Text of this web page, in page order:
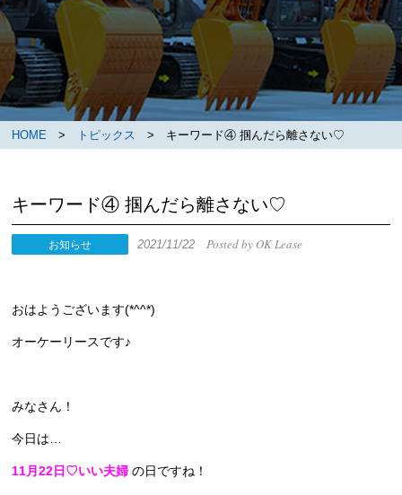
HOME > トピックス > キーワード④ 掴んだら離さない♡
キーワード④ 掴んだら離さない♡
お知らせ 2021/11/22Posted by OK Lease
おはようございます(*^^*)
オーケーリースです♪
みなさん！
今日は…
11月22日♡いい夫婦の日ですね！